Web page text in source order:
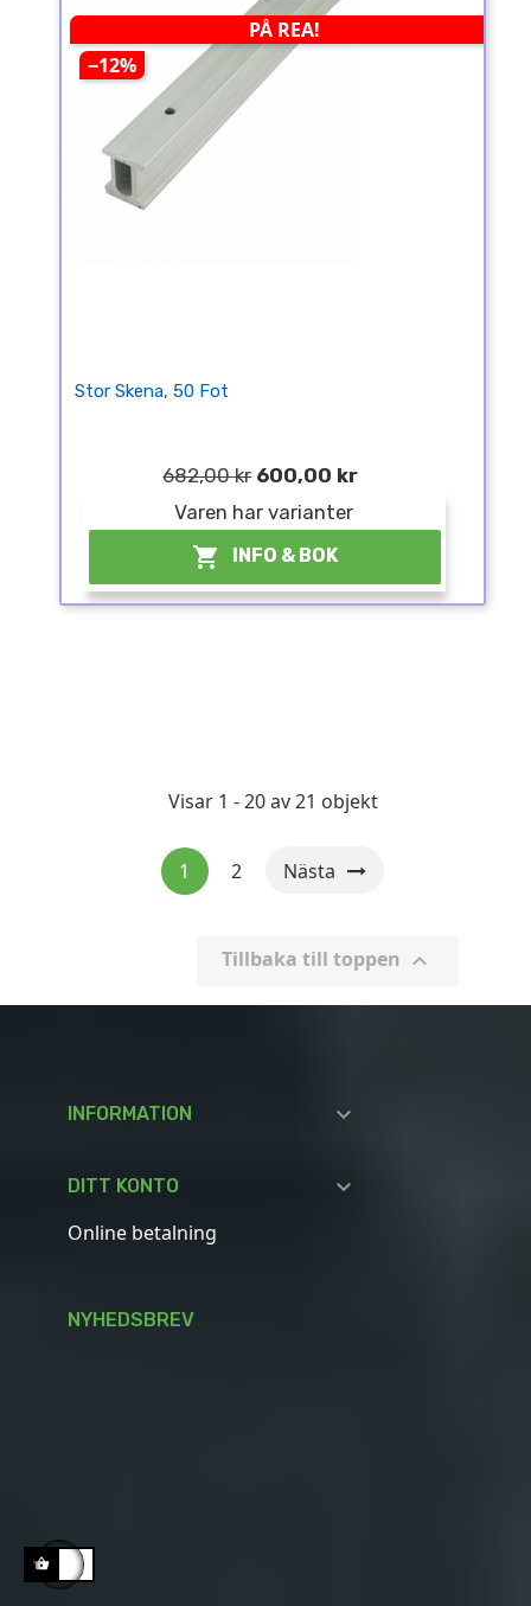
PÅ REA!
−12%
Stor Skena, 50 Fot
682,00 kr 600,00 kr
Varen har varianter
 INFO & BOK
Visar 1 - 20 av 21 objekt
1 2 Nästa
Tillbaka till toppen 
INFORMATION 
DITT KONTO 
Online betalning
NYHEDSBREV